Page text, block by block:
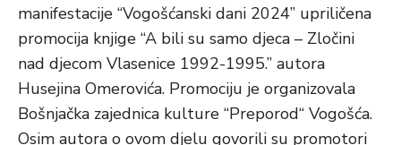
manifestacije “Vogošćanski dani 2024” upriličena
promocija knjige “A bili su samo djeca – Zločini
nad djecom Vlasenice 1992-1995.” autora
Husejina Omerovića. Promociju je organizovala
Bošnjačka zajednica kulture “Preporod“ Vogošća.
Osim autora o ovom djelu govorili su promotori